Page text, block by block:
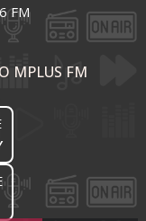
FM
MPLUS FM